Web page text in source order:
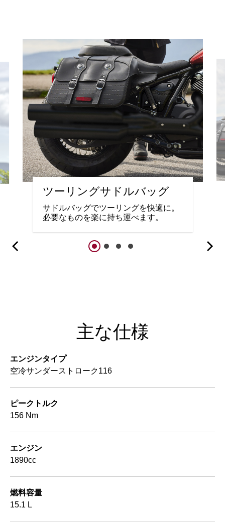
ツーリングサドルバッグ
サドルバッグでツーリングを快適に。
必要なものを楽に持ち運べます。
主な仕様
エンジンタイプ
空冷サンダーストローク116
ピークトルク
156 Nm
エンジン
1890cc
燃料容量
15.1 L